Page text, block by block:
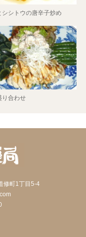
シシトウの唐辛子炒め
り合わせ
修町1丁目5-4